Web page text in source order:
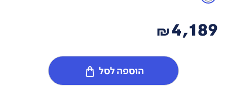
4,189
₪
הוספה לסל